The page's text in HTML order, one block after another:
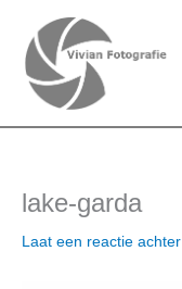
inhoud
lake-garda
Laat een reactie achter